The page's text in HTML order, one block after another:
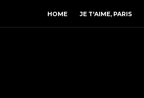
HOME JE T'AIME, PARIS